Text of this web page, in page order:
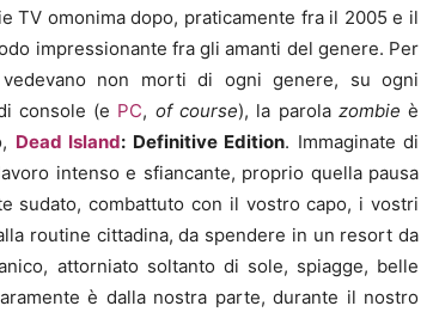
TV omonima dopo, praticamente fra il 2005 e il
impressionante fra gli amanti del genere. Per
non morti di ogni genere, su ogni
console (e PC, of course), la parola zombie è
Dead Island: Definitive Edition. Immaginate di
intenso e sfiancante, proprio quella pausa
sudato, combattuto con il vostro capo, i vostri
routine cittadina, da spendere in un resort da
attorniato soltanto di sole, spiagge, belle
è dalla nostra parte, durante il nostro